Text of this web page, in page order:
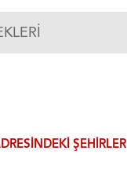
ŞEHIRLER